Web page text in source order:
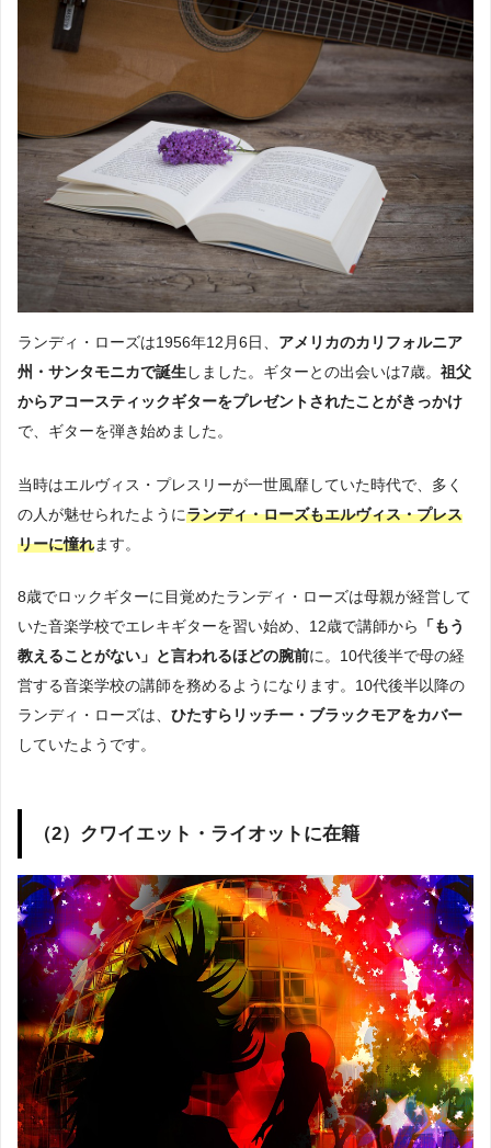
ランディ・ローズは1956年12月6日、 アメリカのカリフォルニア
州・サンタモニカで誕生しました。ギターとの出会いは7歳。 祖父
からアコースティックギターをプレゼントされたことがきっかけ
で、ギターを弾き始めました。
当時はエルヴィス・プレスリーが一世風靡していた時代で、多く
の人が魅せられたようにランディ・ローズもエルヴィス・プレス
リーに憧れます。
8歳でロックギターに目覚めたランディ・ローズは母親が経営して
いた音楽学校でエレキギターを習い始め、12歳で講師から
「もう
教えることがない」と言われるほどの腕前に。10代後半で母の経
営する音楽学校の講師を務めるようになります。10代後半以降の
ランディ・ローズは、 ひたすらリッチー・ブラックモアをカバー
していたようです。
（2）クワイエット・ライオットに在籍